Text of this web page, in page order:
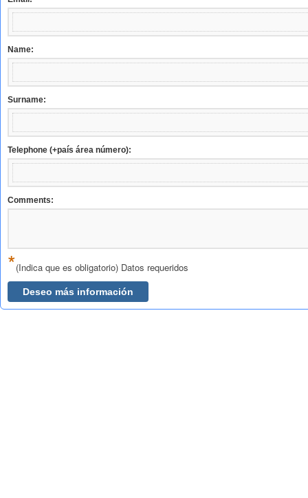
Name:
Surname:
Telephone (+país área número):
Comments:
*(Indica que es obligatorio) Datos requeridos